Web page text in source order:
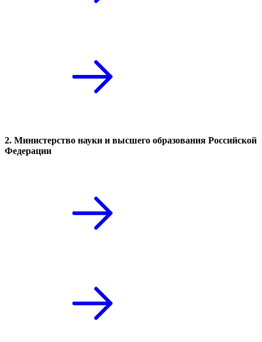
2. Министерство науки и высшего образования Российской
Федерации